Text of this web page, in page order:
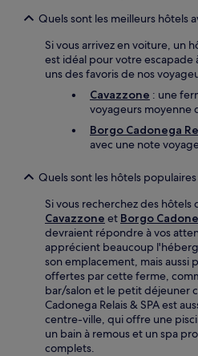
Quels sont les meilleurs hôtels
Si vous arrivez en voiture, un
est idéal pour votre escapade
uns des favoris de nos
Cavazzone : une
voyageurs moyenne
Borgo Cadonega
avec une note
Quels sont les hôtels
Si vous recherchez des hôtels
Cavazzone et Borgo
devraient répondre à vos
apprécient beaucoup
son emplacement, mais aussi
offertes par cette ferme,
bar/salon et le petit déjeuner
Cadonega Relais & SPA est
centre-ville, qui offre une
un bain à remous et un spa
complets.